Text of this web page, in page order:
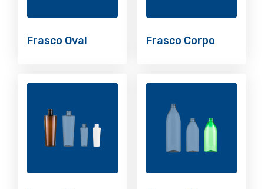
Frasco Oval Frasco Corpo